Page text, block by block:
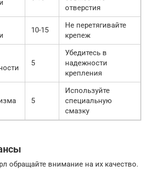
отверстия
10-15
Не перетягивайте
крепеж
5
Убедитесь в
надежности
крепления
5
Используйте
специальную
смазку
обращайте внимание на их качество.